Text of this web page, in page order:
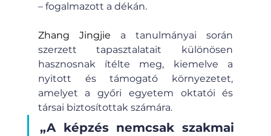
– fogalmazott a dékán.
Zhang Jingjie
a tanulmányai során
szerzett tapasztalatait különösen
hasznosnak ítélte meg, kiemelve a
nyitott és támogató környezetet,
amelyet a győri egyetem oktatói és
társai biztosítottak számára.
„A képzés nemcsak szakmai